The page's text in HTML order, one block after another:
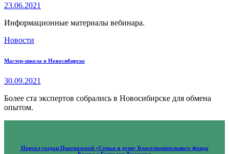
23.06.2021
Информационные материалы вебинара.
Новости
Мастер-школа в Новосибирске
30.09.2021
Более ста экспертов собрались в Новосибирске для обмена
опытом.
Портал создан Программой «Семья и дети» Благотворительного фонда